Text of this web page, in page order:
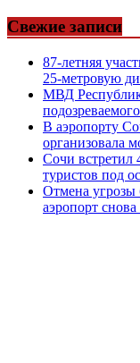
Свежие записи
87-летняя
25-метровую
МВД
В аэропорту
организовала
Сочи встретил
туристов под
Отмена угрозы
аэропорт